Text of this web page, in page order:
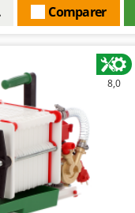
Comparer
8,0